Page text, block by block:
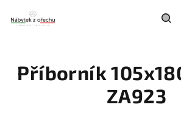
obsah
Příborník
ZA923